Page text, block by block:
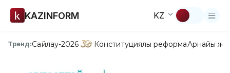
KAZINFORM KZ
Тренд:Сайлау-2026 Конституциялық реформаАрнайы